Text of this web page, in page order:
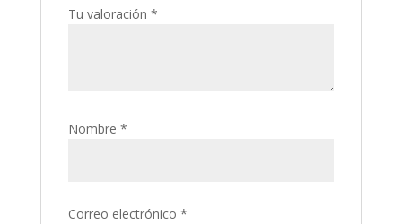
Tu valoración *
Nombre *
Correo electrónico *